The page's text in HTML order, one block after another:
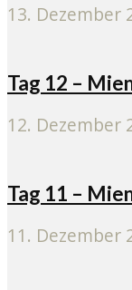
13. Dezember
Tag 12 –
12. Dezember
Tag 11 –
11. Dezember